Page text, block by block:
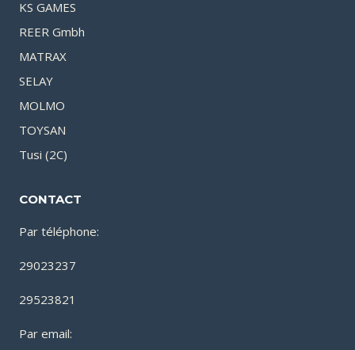
KS GAMES
REER Gmbh
MATRAX
SELAY
MOLMO
TOYSAN
Tusi (2C)
CONTACT
Par téléphone:
29023237
29523821
Par email: